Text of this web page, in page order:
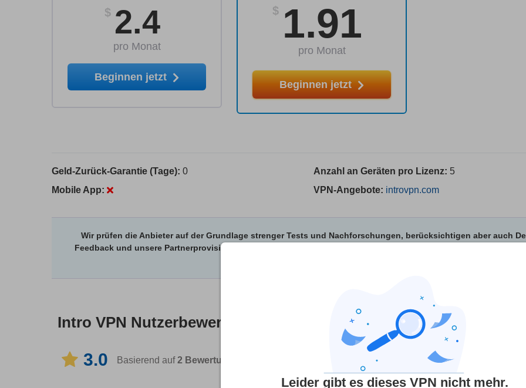
$ 1.91
pro Monat
Beginnen jetzt
$ 2.4
pro Monat
Beginnen jetzt
Geld-Zurück-Garantie (Tage): 0
Mobile App:
Anzahl an Geräten pro Lizenz: 5
VPN-Angebote: introvpn.com
Wir prüfen die Anbieter auf der Grundlage strenger Tests und Nachforschungen, berücksichtigen aber auch
Feedback und unsere Partnerprovisionen mit den Anbietern. Einige Anbieter gehören zu unserer
Intro VPN Nutzerbewertungen (Benutzerbewertungen werden nicht geprüft)
3.0 Basierend auf2 Bewertungen
Leider gibt es dieses VPN nicht mehr.